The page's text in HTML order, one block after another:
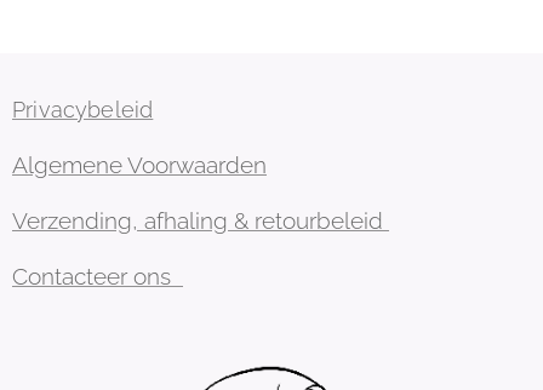
Privacybeleid
Algemene Voorwaarden
Verzending, afhaling & retourbeleid
Contacteer ons